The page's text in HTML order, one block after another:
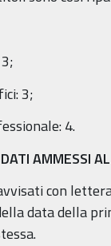
3;
4.
AMMESSI
con
data della